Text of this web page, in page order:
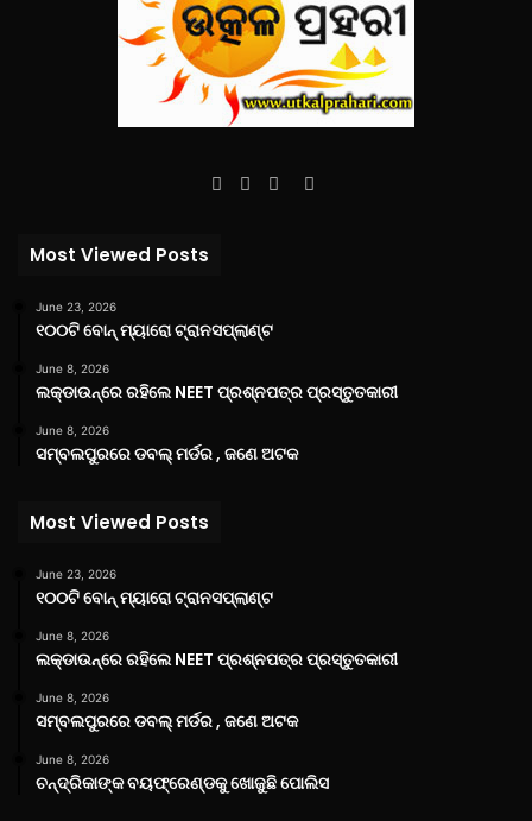
Facebook
TwitterYouTube
Instagram
Most Viewed Posts
June 23, 2026
୧୦୦ଟି ବୋନ୍ ମ୍ୟାରୋ ଟ୍ରାନସପ୍ଲାଣ୍ଟ
June 8, 2026
ଲକ୍‌ଡାଉନ୍‌ରେ ରହିଲେ NEET ପ୍ରଶ୍ନପତ୍ର ପ୍ରସ୍ତୁତକାରୀ
June 8, 2026
ସମ୍ବଲପୁରରେ ଡବଲ୍ ମର୍ଡର , ଜଣେ ଅଟକ
Most Viewed Posts
June 23, 2026
୧୦୦ଟି ବୋନ୍ ମ୍ୟାରୋ ଟ୍ରାନସପ୍ଲାଣ୍ଟ
June 8, 2026
ଲକ୍‌ଡାଉନ୍‌ରେ ରହିଲେ NEET ପ୍ରଶ୍ନପତ୍ର ପ୍ରସ୍ତୁତକାରୀ
June 8, 2026
ସମ୍ବଲପୁରରେ ଡବଲ୍ ମର୍ଡର , ଜଣେ ଅଟକ
June 8, 2026
ଚନ୍ଦ୍ରିକାଙ୍କ ବୟଫ୍ରେଣ୍ଡକୁ ଖୋଜୁଛି ପୋଲିସ